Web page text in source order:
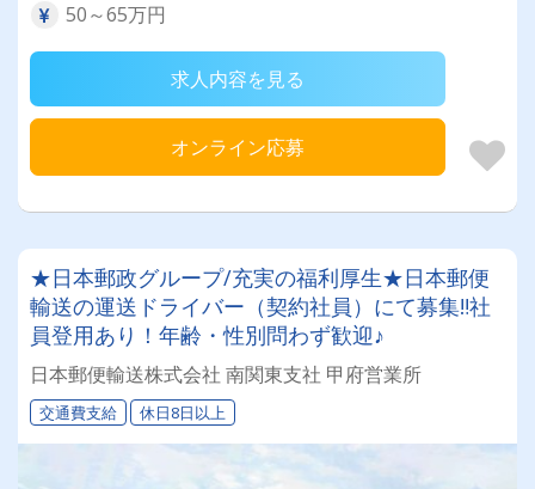
50～65万円
求人内容を見る
オンライン応募
★日本郵政グループ/充実の福利厚生★日本郵便
輸送の運送ドライバー（契約社員）にて募集‼社
員登用あり！年齢・性別問わず歓迎♪
日本郵便輸送株式会社 南関東支社 甲府営業所
交通費支給 休日8日以上